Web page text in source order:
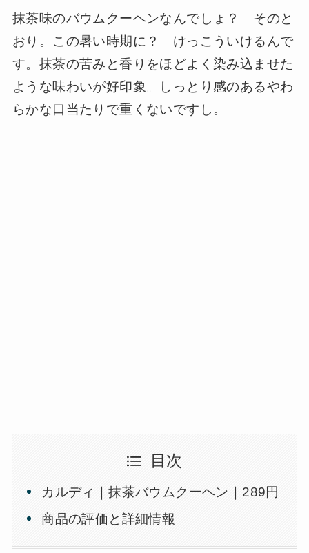
抹茶味のバウムクーヘンなんでしょ？ そのと
おり。この暑い時期に？ けっこういけるんで
す。抹茶の苦みと香りをほどよく染み込ませた
ような味わいが好印象。しっとり感のあるやわ
らかな口当たりで重くないですし。
目次
カルディ｜抹茶バウムクーヘン｜289円
商品の評価と詳細情報